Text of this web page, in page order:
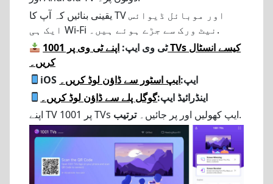
یقینی بنائیں کہ آپ کا TV اور موبائل ڈیوائس
ایک ہی Wi-Fi نیٹ ورک سے جڑے ہوئے ہیں۔.
ٹی وی ایپ:
اپنے ٹی وی پر 1001 TVs کیسے انسٹال
کریں۔
iOS ایپ:ایپ اسٹور سے ڈاؤن لوڈ کریں۔
اینڈرائیڈ ایپ:گوگل پلے سے ڈاؤن لوڈ کریں۔
اپنے TV پر 1001 TVs ایپ کھولیں اور پر جائیں۔ترتیب .